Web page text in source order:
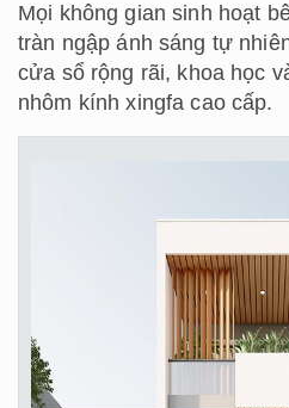
Mọi không gian sinh hoạt
tràn ngập ánh sáng tự
cửa sổ rộng rãi, khoa học
nhôm kính xingfa cao cấp.